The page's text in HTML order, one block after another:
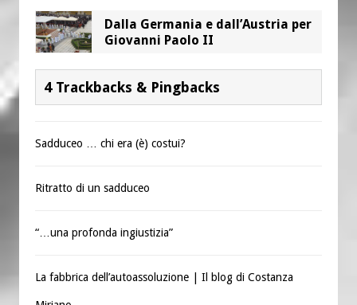
Dalla Germania e dall’Austria per
Giovanni Paolo II
4 Trackbacks & Pingbacks
Sadduceo … chi era (è) costui?
Ritratto di un sadduceo
“…una profonda ingiustizia”
La fabbrica dell’autoassoluzione | Il blog di Costanza